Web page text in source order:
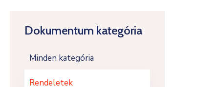
Dokumentum kategória
Minden kategória
Rendeletek